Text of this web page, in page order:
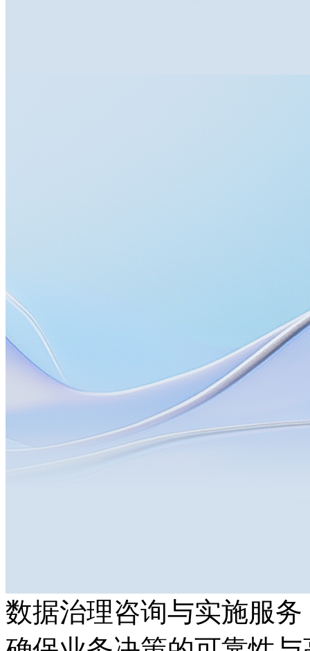
数据治理咨询与实施服务